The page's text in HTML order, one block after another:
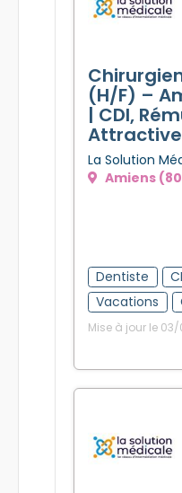
(H/F) –
| CDI,
Attractive
La Solution
Amiens
Dentiste
Vacations
Mise à jour le